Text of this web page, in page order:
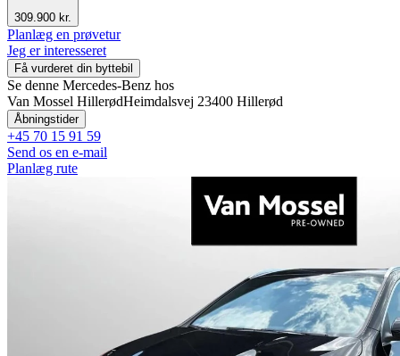
309.900 kr.
Planlæg en prøvetur
Jeg er interesseret
Få vurderet din byttebil
Se denne Mercedes-Benz hos
Van Mossel HillerødHeimdalsvej 23400 Hillerød
Åbningstider
+45 70 15 91 59
Send os en e-mail
Planlæg rute